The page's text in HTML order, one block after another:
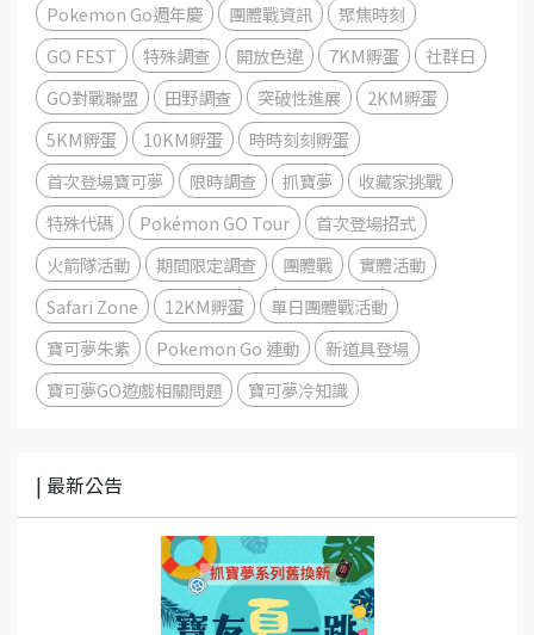
Pokemon Go週年慶 團體戰資訊
聚焦時刻
GO FEST
特殊調查 開放色違 7KM孵蛋
社群日
GO對戰聯盟
田野調查 突破性進展
2KM孵蛋
5KM孵蛋
10KM孵蛋
時時刻刻孵蛋
首次登場寶可夢
限時調查 抓寶夢
收藏家挑戰
特殊代碼
Pokémon GO Tour
首次登場招式
火箭隊活動
期間限定調查 團體戰
實體活動
Safari Zone
12KM孵蛋
單日團體戰活動
寶可夢朱紫
Pokemon Go 連動
新道具登場
寶可夢GO遊戲相關問題
寶可夢冷知識
| 最新公告